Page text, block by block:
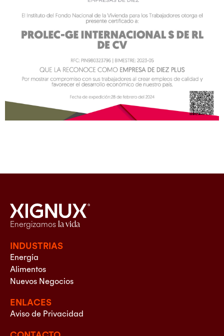
Energizamos la vida
INDUSTRIAS
Energía
Alimentos
Nuevos Negocios
ENLACES
Aviso de Privacidad